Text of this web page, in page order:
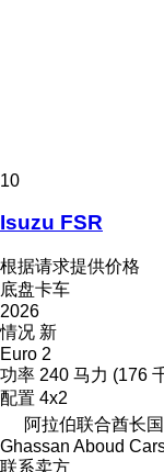
10
Isuzu FSR
根据请求提供价格
底盘卡车
2026
情况 新
Euro 2
功率 240 马力 (176
配置 4x2
阿拉伯联合酋长国
Ghassan Aboud
联系卖方